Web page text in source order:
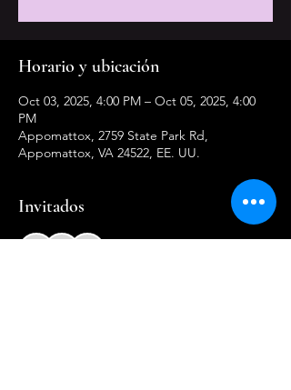
Horario y ubicación
Oct 03, 2025, 4:00 PM – Oct 05, 2025, 4:00
PM
Appomattox, 2759 State Park Rd,
Appomattox, VA 24522, EE. UU.
Invitados